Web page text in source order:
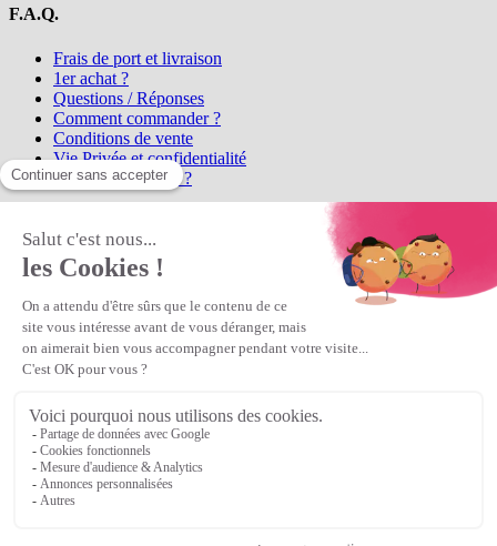
F.A.Q.
Frais de port et livraison
1er achat ?
Questions / Réponses
Comment commander ?
Conditions de vente
Vie Privée et confidentialité
Qui sommes-nous ?
la référence en perles et bijoux
perles en ligne, telles que les perles
et cristaux et strass en cristal Preciosa, les perles Miyuki perles et
apprêts en Argent 925, Gold Filled, perles de rocaille Preciosa
Matière Première est un
Première
Veuillez patienter...